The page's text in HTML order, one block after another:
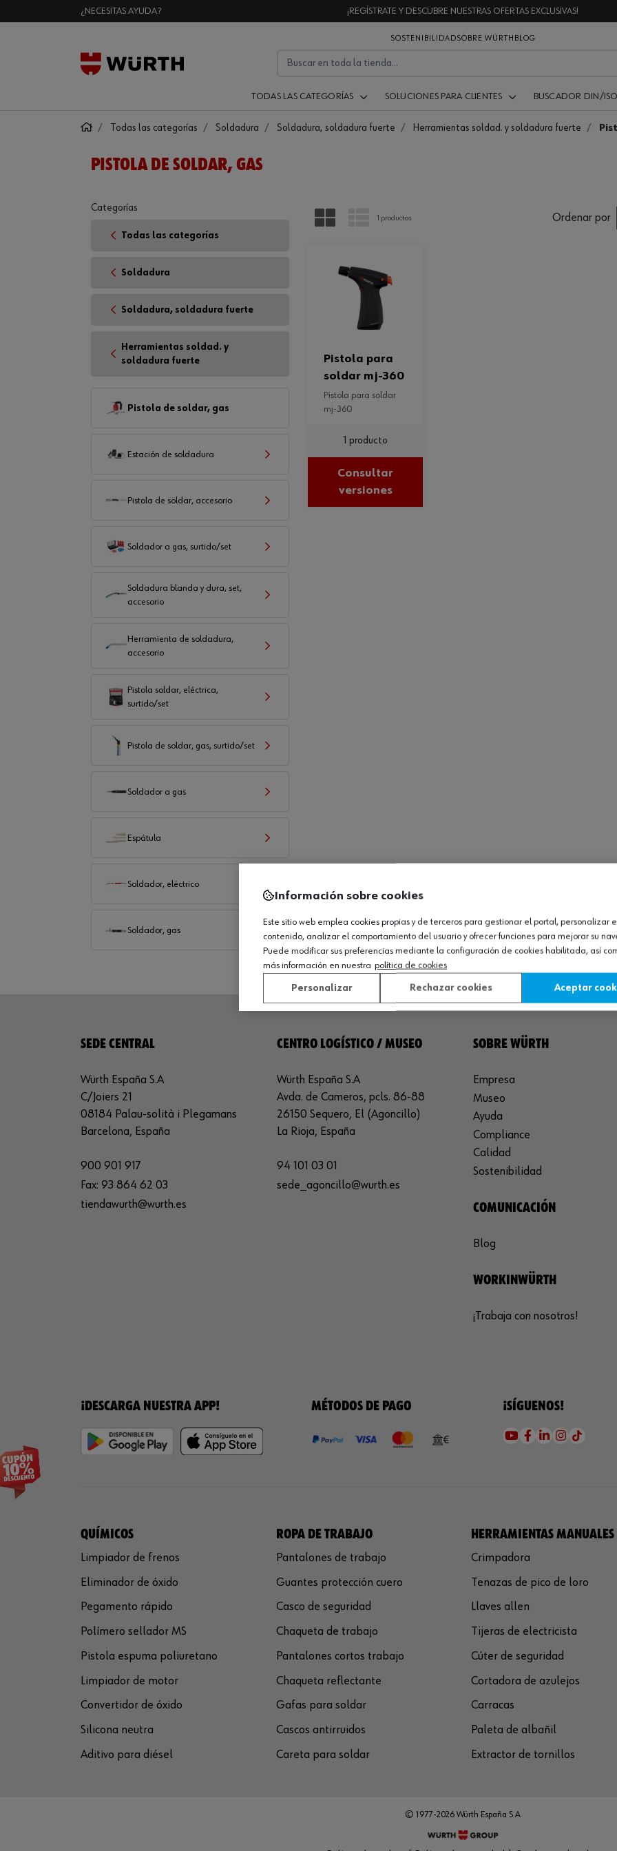
¿NECESITAS AYUDA? ¡REGÍSTRATE Y DESCUBRE NUESTRAS OFERTAS EXCLUSIVAS!
SOSTENIBILIDADSOBRE WÜRTH BLOG
TODAS LAS CATEGORÍAS SOLUCIONES PARA CLIENTES BUSCADOR DIN/
Todas las categorías Soldadura Soldadura, soldadura fuerte Herramientas soldad. y soldadura fuerte
PISTOLA DE SOLDAR, GAS
PARRILLA LISTA
1 productos Ordenar por
pistola para
soldar mj-360
pistola para soldar
mj-360
1 producto
Consultar
versiones
Categorías
Todas las categorías
Soldadura
Soldadura, soldadura fuerte
Herramientas soldad. y
soldadura fuerte
Pistola de soldar, gas
Estación de soldadura
Pistola de soldar, accesorio
Soldador a gas, surtido/set
Soldadura blanda y dura, set,
accesorio
Herramienta de soldadura,
accesorio
Pistola soldar, eléctrica,
surtido/set
Pistola de soldar, gas, surtido/set
Soldador a gas
Espátula
Soldador, eléctrico
Soldador, gas
SEDE CENTRAL
Würth España S.A
C/Joiers 21
08184 Palau-solità i Plegamans
Barcelona, España
900 901 917
Fax: 93 864 62 03
tiendawurth@wurth.es
CENTRO LOGÍSTICO / MUSEO
Würth España S.A
Avda. de Cameros, pcls. 86-88
26150 Sequero, El (Agoncillo)
La Rioja, España
94 101 03 01
sede_agoncillo@wurth.es
SOBRE WÜRTH
Empresa
Museo
Ayuda
Compliance
Calidad
Sostenibilidad
COMUNICACIÓN
Blog
WORKINWÜRTH
¡Trabaja con nosotros!
¡DESCARGA NUESTRA APP! MÉTODOS DE PAGO ¡SÍGUENOS!
QUÍMICOS
Limpiador de frenos
Eliminador de óxido
Pegamento rápido
Polímero sellador MS
Pistola espuma poliuretano
Limpiador de motor
Convertidor de óxido
Silicona neutra
Aditivo para diésel
ROPA DE TRABAJO
Pantalones de trabajo
Guantes protección cuero
Casco de seguridad
Chaqueta de trabajo
Pantalones cortos trabajo
Chaqueta reflectante
Gafas para soldar
Cascos antirruidos
Careta para soldar
HERRAMIENTAS MANUALES
Crimpadora
Tenazas de pico de loro
Llaves allen
Tijeras de electricista
Cúter de seguridad
Cortadora de azulejos
Carracas
Paleta de albañil
Extractor de tornillos
© 1977-2026 Würth España S.A
Información sobre cookies
Este sitio web emplea cookies propias y de terceros para gestionar el portal, personalizar
contenido, analizar el comportamiento del usuario y ofrecer funciones para mejorar su
Puede modificar sus preferencias mediante la configuración de cookies habilitada, así
más información en nuestra política de cookies
Personalizar Rechazar cookies Aceptar